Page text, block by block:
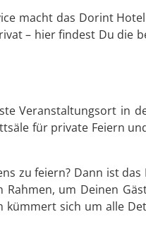
macht das Dorint
– hier findest Du die
Veranstaltungsort in
für private Feiern
zu feiern? Dann ist
um Deinen
sich um alle